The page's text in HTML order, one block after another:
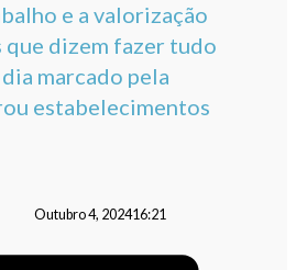
e a valorização
que dizem fazer tudo
marcado pela
estabelecimentos
Outubro 4, 202416:21